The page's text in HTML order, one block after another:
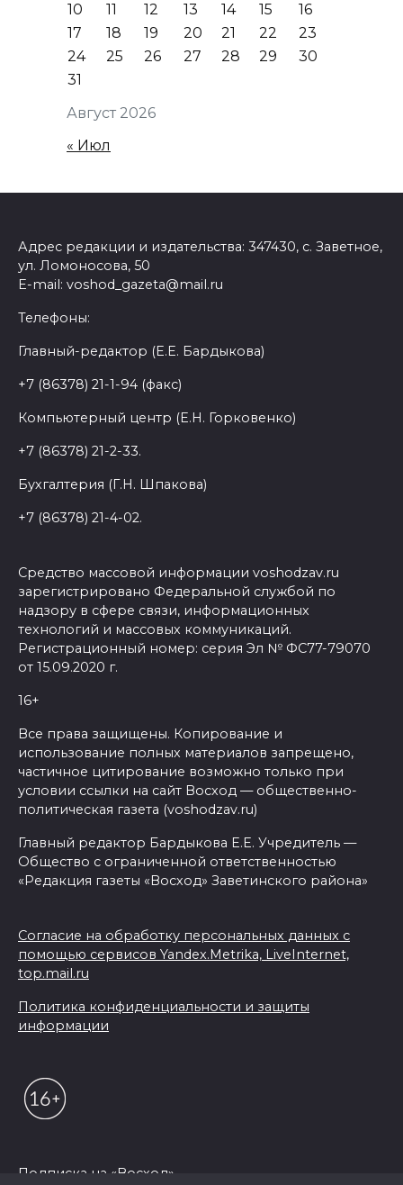
Август 2026
10
11 12 13 14 15
16
17
18 19 20 21 22
23
24
25 26 27 28 29
30
31
« Июл
Адрес редакции и издательства: 347430, с. Заветное,
ул. Ломоносова, 50
E-mail: voshod_gazeta@mail.ru
Телефоны:
Главный-редактор (Е.Е. Бардыкова)
+7 (86378) 21-1-94 (факс)
Компьютерный центр (Е.Н. Горковенко)
+7 (86378) 21-2-33.
Бухгалтерия (Г.Н. Шпакова)
+7 (86378) 21-4-02.
Средство массовой информации voshodzav.ru
зарегистрировано Федеральной службой по
надзору в сфере связи, информационных
технологий и массовых коммуникаций.
Регистрационный номер: серия Эл № ФС77-79070
от 15.09.2020 г.
16+
Все права защищены. Копирование и
использование полных материалов запрещено,
частичное цитирование возможно только при
условии ссылки на сайт Восход — общественно-
политическая газета (voshodzav.ru)
Главный редактор Бардыкова Е.Е. Учредитель —
Общество с ограниченной ответственностью
«Редакция газеты «Восход» Заветинского района»
Согласие на обработку персональных данных с
помощью сервисов Yandex.Metrika, LiveInternet,
top.mail.ru
Политика конфиденциальности и защиты
информации
Подписка на «Восход»